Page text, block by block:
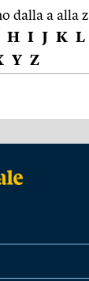
dalla a alla z
H I J K L
Y Z